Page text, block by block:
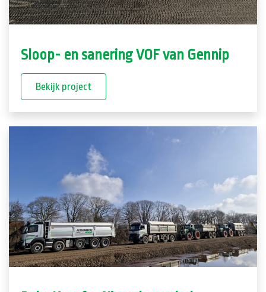
Sloop- en sanering VOF van Gennip
Bekijk project